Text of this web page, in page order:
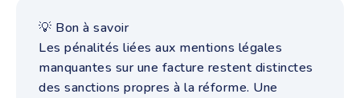
💡 Bon à savoir
Les pénalités liées aux mentions légales
manquantes sur une facture restent distinctes
des sanctions propres à la réforme. Une